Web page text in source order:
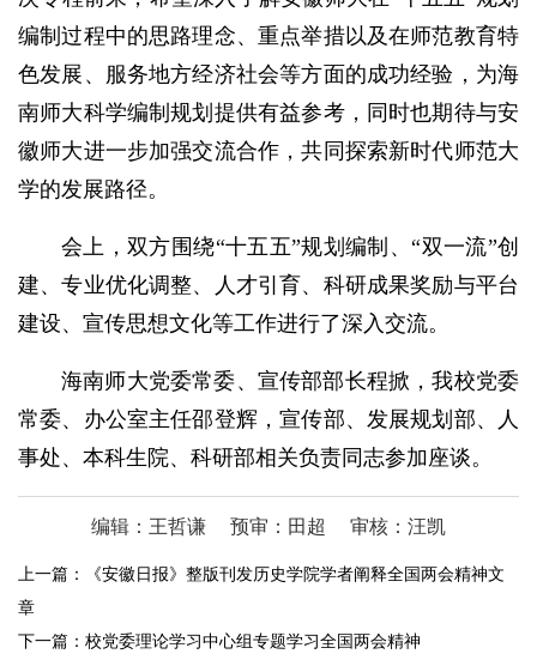
编制过程中的思路理念、重点举措以及在师范教育特
色发展、服务地方经济社会等方面的成功经验，为海
南师大科学编制规划提供有益参考，同时也期待与安
徽师大进一步加强交流合作，共同探索新时代师范大
学的发展路径。
会上，双方围绕“十五五”规划编制、“双一流”创
建、专业优化调整、人才引育、科研成果奖励与平台
建设、宣传思想文化等工作进行了深入交流。
海南师大党委常委、宣传部部长程掀，我校党委
常委、办公室主任邵登辉，宣传部、发展规划部、人
事处、本科生院、科研部相关负责同志参加座谈。
编辑：王哲谦 预审：田超 审核：汪凯
上一篇：
《安徽日报》整版刊发历史学院学者阐释全国两会精神文
章
下一篇： 校党委理论学习中心组专题学习全国两会精神